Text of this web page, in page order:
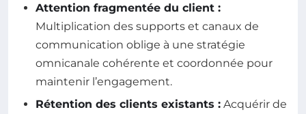
Attention fragmentée du client :
Multiplication des supports et canaux de
communication oblige à une stratégie
omnicanale cohérente et coordonnée pour
maintenir l’engagement.
Rétention des clients existants : Acquérir de